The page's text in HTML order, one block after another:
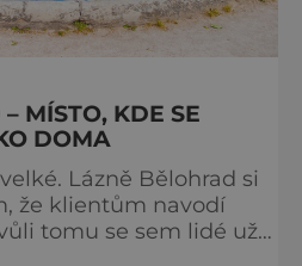
MÍSTO, KDE SE
DOMA
Lázně Bělohrad si
že klientům navodí
tomu se sem lidé už